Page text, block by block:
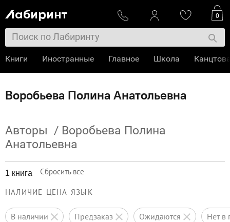
Воробьева Полина Анатольевна
Авторы / Воробьева Полина
Анатольевна
1 книга Сбросить все
НАЛИЧИЕ ЦЕНА ЯЗЫК
в наличии предзаказ ожидаются нет
0
Книги Иностранные Главное Школа